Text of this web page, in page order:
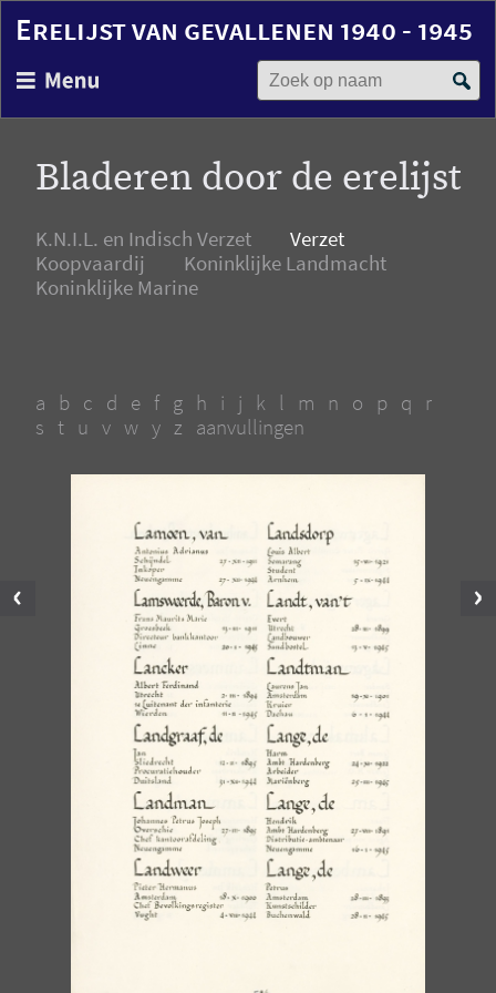
en
inhoud
gaan
Erelijst van gevallenen 1940 - 1945
Zoek op naam
Bladeren door de erelijst
K.N.I.L. en Indisch Verzet Verzet
a b c d e f g h i j k l m n o p q r
s t u v w y z aanvullingen
Koopvaardij
Koninklijke Landmacht
Koninklijke Marine